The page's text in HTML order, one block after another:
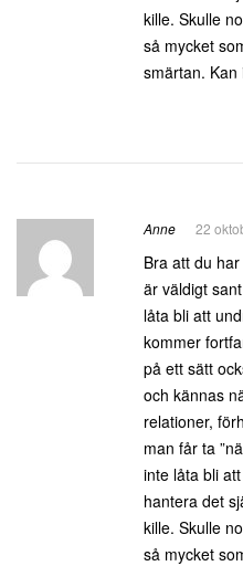
kille. Skulle
så mycket
smärtan. Kan
Anne 22
Bra att du
är väldigt
låta bli att
kommer
på ett sätt
och kännas
relationer,
man får ta
inte låta bli
hantera det
kille. Skulle
så mycket